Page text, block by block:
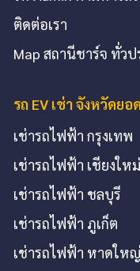
ติดต่อเรา
Map สถานีชาร์จ ทั่วป
รถ EV เช่า จังหวัดยอ
เช่ารถไฟฟ้า กรุงเทพ
เช่ารถไฟฟ้า เชียงใหม่
เช่ารถไฟฟ้า ชลบุรี
เช่ารถไฟฟ้า ภูเก็ต
เช่ารถไฟฟ้า หาดใหญ่